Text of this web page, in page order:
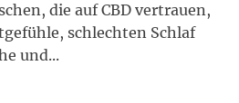
die auf CBD vertrauen,
schlechten Schlaf
und...